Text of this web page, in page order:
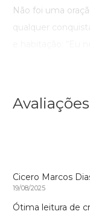
Não foi uma
qualquer
Avaliações
Cicero Marcos
19/08/2025
Ótima leitura de